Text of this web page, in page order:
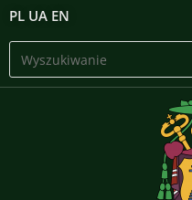
PL UA EN